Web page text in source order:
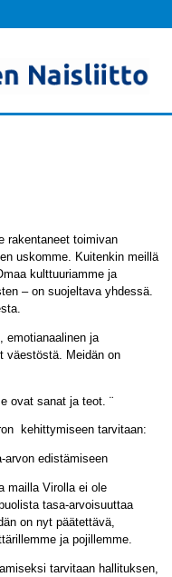
rakentaneet toimivan
uskomme. Kuitenkin meillä
kulttuuriamme ja
– on suojeltava yhdessä.
emotianaalinen ja
väestöstä. Meidän on
ovat sanat ja teot. ¨
kehittymiseen tarvitaan:
arvon edistämiseen
mailla Virolla ei ole
tasa-arvoisuuttaa
on nyt päätettävä,
ja pojillemme.
tarvitaan hallituksen,